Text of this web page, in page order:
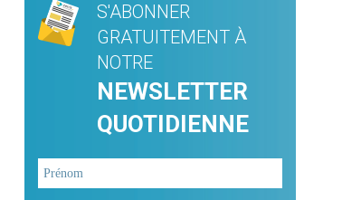
S'ABONNER
GRATUITEMENT À
NOTRE
NEWSLETTER
QUOTIDIENNE